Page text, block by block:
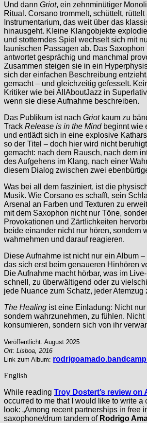
Und dann Griot, ein zehnminütiger
Ritual. Corsano trommelt, schüttelt,
Instrumentarium, das weit über das
hinausgeht. Kleine Klangobjekte
und stotterndes Spiel wechselt sich mit
launischen Passagen ab. Das Saxophon
antwortet gesprächig und manchmal
Zusammen steigen sie in ein
sich der einfachen Beschreibung
gemacht – und gleichzeitig gefesselt.
Kritiker wie bei AllAboutJazz in
wenn sie diese Aufnahme beschreiben.
Das Publikum ist nach Griotkaum zu
Track Release is in the Mindbeginnt wie
und entlädt sich in eine explosive
so der Titel – doch hier wird nicht
gemacht: nach dem Rausch, nach dem
des Aufgehens im Klang, nach einer
diesem Dialog zwischen zwei
Was bei all dem fasziniert, ist die
Musik. Wie Corsano es schafft, sein
Arsenal an Farben und Texturen zu
mit dem Saxophon nicht nur Töne,
Provokationen und Zärtlichkeiten
beide einander nicht nur hören, sondern
wahrnehmen und darauf reagieren.
Diese Aufnahme ist nicht nur ein Album
das sich erst beim genaueren Hinhören
Die Aufnahme macht hörbar, was im
schnell, zu überwältigend oder zu
jede Nuance zum Schatz, jeder Atemzug
The Healing ist eine Einladung: Nicht
sondern wahrzunehmen, zu fühlen. Nicht
konsumieren, sondern sich von ihr
Veröffentlicht: August 2025
Ort: Lisboa, 2016
Link zum Album:
English
While reading Troy Dostert’s review on
occurred to me that I would like to write a
look: „Among recent partnerships in free
saxophone/drum tandem of Rodrigo